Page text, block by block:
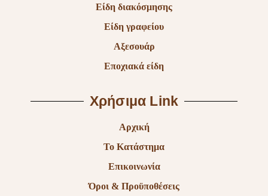
Είδη διακόσμησης
Είδη γραφείου
Αξεσουάρ
Εποχιακά είδη
Χρήσιμα Link
Αρχική
Το Κατάστημα
Επικοινωνία
Όροι & Προϋποθέσεις